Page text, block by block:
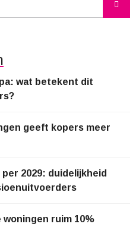
wat betekent dit
geeft kopers meer
2029: duidelijkheid
woningen ruim 10%